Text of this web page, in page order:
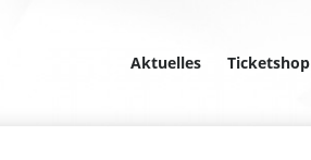
Aktuelles Ticketshop